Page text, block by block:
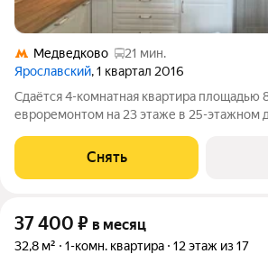
Медведково
21 мин.
Ярославский, 1 квартал 2016
Сдаётся 4-комнатная квартира площадью
евроремонтом на 23 этаже в 25-этажном
Холодильник Посудомоечная машина Пылесос Дом -
панельный, окна выходят во двор и
Снять
37 400 ₽ в месяц
32,8 м² 1-комн. квартира 12 этаж из 17